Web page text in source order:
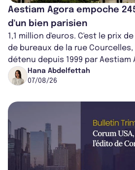
Aestiam Agora empoche
d'un bien parisien
1,1 million d'euros. C'est le prix
de bureaux de la rue Courcelles,
détenu depuis 1999 par Aestiam
cédé avec une plus-value...
Hana Abdelfettah
07/08/26